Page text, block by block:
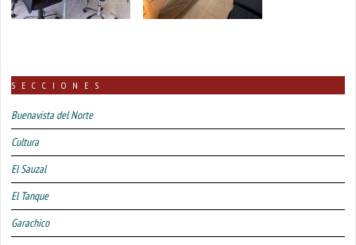
SECCIONES
Buenavista del Norte
Cultura
El Sauzal
El Tanque
Garachico